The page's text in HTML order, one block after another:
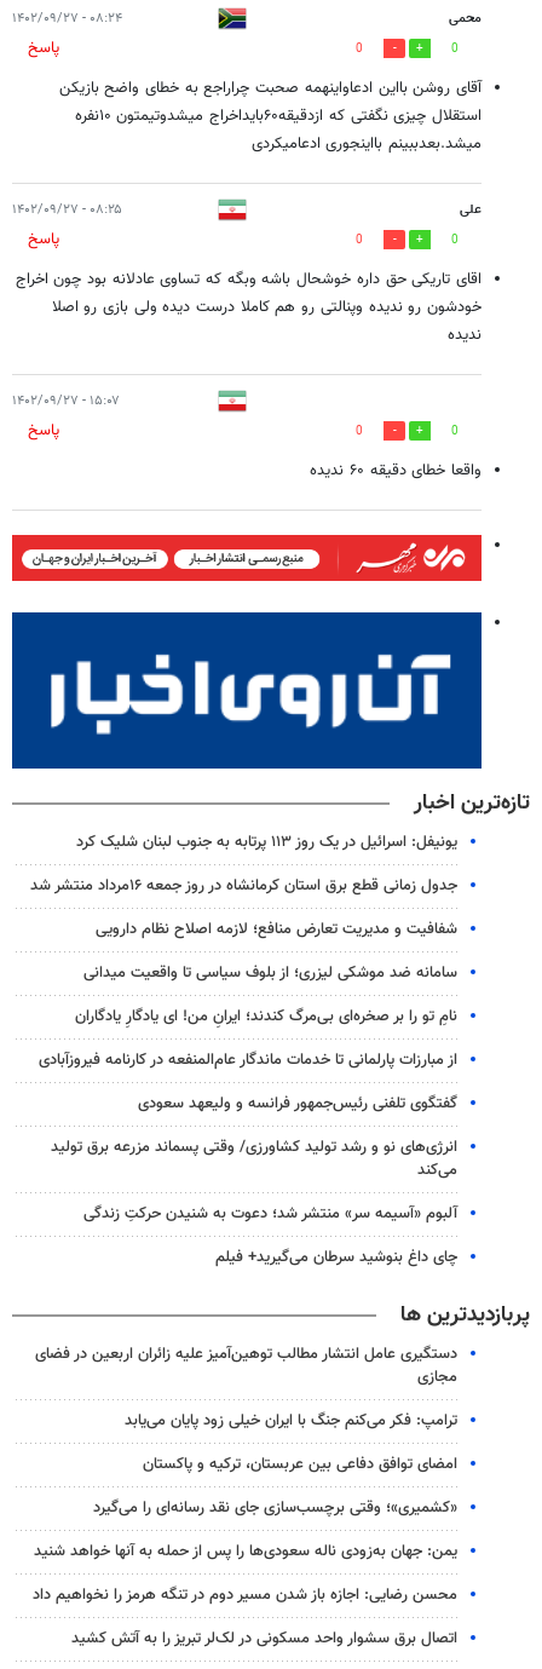
محمی ۰۸:۲۴ - ۱۴۰۲/۰۹/۲۷
0
0
پاسخ
آقای روشن بااین ادعاواینهمه صحبت چراراجع به خطای واضح بازیکن
استقلال چیزی نگفتی که ازدقیقه۶۰بایداخراج میشدوتیمتون ۱۰نفره
میشد.بعدببینم بااینجوری ادعامیکردی
علی ۰۸:۲۵ - ۱۴۰۲/۰۹/۲۷
0
0
پاسخ
اقای تاریکی حق داره خوشحال باشه وبگه که تساوی عادلانه بود چون اخراج
خودشون رو ندیده وپنالتی رو هم کاملا درست دیده ولی بازی رو اصلا
ندیده
۱۵:۰۷ - ۱۴۰۲/۰۹/۲۷
0
0
پاسخ
واقعا خطای دقیقه ۶۰ ندیده
تازه‌ترین اخبار
یونیفل: اسرائیل در یک روز ۱۱۳ پرتابه به جنوب لبنان شلیک کرد
جدول زمانی قطع برق استان کرمانشاه در روز جمعه ۱۶مرداد منتشر شد
شفافیت و مدیریت تعارض منافع؛ لازمه اصلاح نظام دارویی
سامانه ضد موشکی لیزری؛ از بلوف سیاسی تا واقعیت میدانی
نامِ تو را بر صخره‌ای بی‌مرگ کندند؛ ایرانِ من! ای یادگارِ یادگاران
از مبارزات پارلمانی تا خدمات ماندگار عام‌المنفعه در کارنامه فیروزآبادی
گفتگوی تلفنی رئیس‌جمهور فرانسه و ولیعهد سعودی
انرژی‌های نو و رشد تولید کشاورزی/ وقتی پسماند مزرعه‌ برق تولید
می‌کند
آلبوم «آسیمه سر» منتشر شد؛ دعوت به شنیدن حرکتِ زندگی
چای داغ بنوشید سرطان می‌گیرید+ فیلم
پربازدیدترین ها
دستگیری عامل انتشار مطالب توهین‌آمیز علیه زائران اربعین در فضای
مجازی
ترامپ: فکر می‌کنم جنگ با ایران خیلی زود پایان می‌یابد
امضای توافق دفاعی بین عربستان، ترکیه و پاکستان
«کشمیری»؛ وقتی برچسب‌سازی جای نقد رسانه‌ای را می‌گیرد
یمن: جهان به‌زودی ناله سعودی‌ها را پس از حمله به آنها خواهد شنید
محسن رضایی: اجازه باز شدن مسیر دوم در تنگه هرمز را نخواهیم داد
اتصال برق سشوار واحد مسکونی در لک‌لر تبریز را به آتش کشید